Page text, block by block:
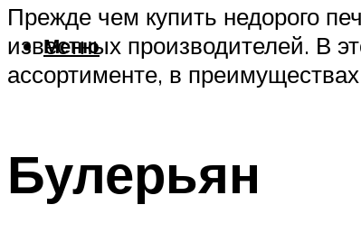
Меню
Прежде чем купить недорого
известных производителей. В
ассортименте, в
Булерьян